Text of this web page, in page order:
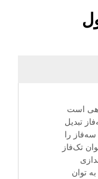
است
تبدیل
را
تک‌فاز
توان